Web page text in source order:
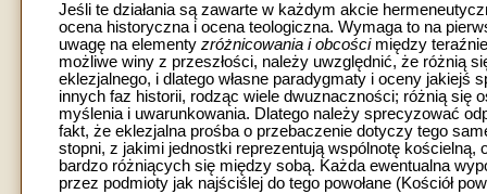
Jeśli te działania są zawarte w każdym akcie
ocena historyczna i ocena teologiczna. Wymaga to na
uwagę na elementy zróżnicowania i obcości między
możliwe winy z przeszłości, należy uwzględnić, że różnią
eklezjalnego, i dlatego własne paradygmaty i oceny jakiejś
innych faz historii, rodząc wiele dwuznaczności; różnią się
myślenia i uwarunkowania. Dlatego należy sprecyzować
fakt, że eklezjalna prośba o przebaczenie dotyczy tego
stopni, z jakimi jednostki reprezentują wspólnotę
bardzo różniących się między sobą. Każda ewentualna
przez podmioty jak najściślej do tego powołane (Kościół